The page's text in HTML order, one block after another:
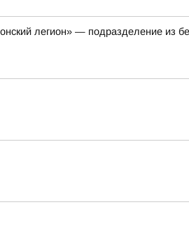
легион» — подразделение из